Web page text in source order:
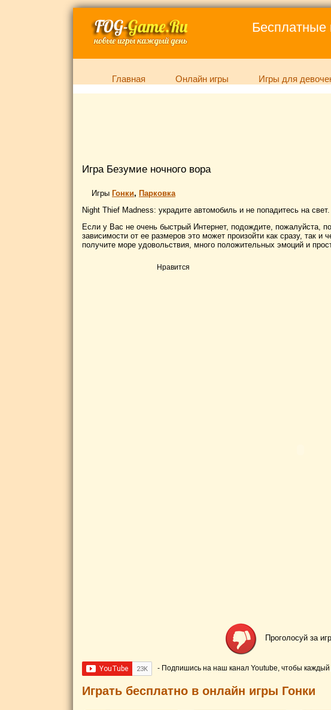
Бесплатные
Главная Онлайн игры Игры для
Игра Безумие ночного вора
Игры Гонки, Парковка
Night Thief Madness: украдите автомобиль и не попадитесь на свет.
Если у Вас не очень быстрый Интернет, подождите, пожалуйста,
зависимости от ее размеров это может произойти как сразу, так
получите море удовольствия, много положительных эмоций и
Нравится
Проголосуй за
- Подпишись на наш канал Youtube, чтобы
Играть бесплатно в онлайн игры Гонки